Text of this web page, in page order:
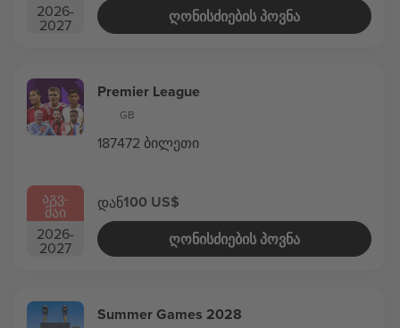
2026-
2027
ᲦᲝᲜᲘᲡᲫᲘᲔᲑᲘᲡ ᲞᲝᲕᲜᲐ
ᲐᲒᲕ-
ᲛᲐᲘ
2026-
2027
Premier League
GB
187472 ბილეთი
დან100 US$
ᲦᲝᲜᲘᲡᲫᲘᲔᲑᲘᲡ ᲞᲝᲕᲜᲐ
Summer Games 2028